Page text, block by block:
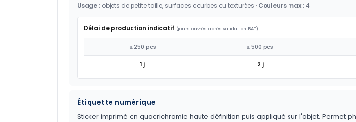
Usage : objets de petite taille, surfaces courbes ou texturées · Couleurs max :4
Délai de production indicatif (jours ouvrés après validation BAT)
≤ 250 pcs ≤ 500 pcs
1 j 2 j
Étiquette numérique
Sticker imprimé en quadrichromie haute définition puis appliqué sur l'objet. Permet